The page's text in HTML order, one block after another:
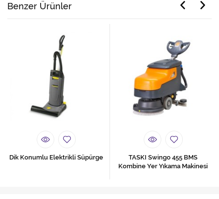
Benzer Ürünler
Dik Konumlu Elektrikli Süpürge
TASKI Swingo 455 BMS
Kombine Yer Yıkama Makinesi